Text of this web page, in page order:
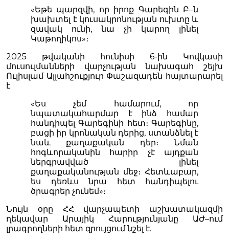
«Եթե պարզվի, որ իրոք Գարեգին Բ–ն
խախտել է կուսակրոնության ուխտը և
զավակ ունի, նա չի կարող լինել
Կաթողիկոս»։
2025 թվականի հունիսի 6-ին Կովկասի
մուսուլմանների վարչության նախագահ շեյխ
Ուլիսլամ Ալլահշուքյուր Փաշազադեն հայտարարել
է.
«Ես չեմ համարում, որ
նպատակահարմար է ինձ համար
հանդիպել Գարեգինի հետ։ Գարեգինը,
բացի իր կրոնական դերից, ստանձնել է
նաև քաղաքական դեր։ Նման
հոգևորականին հարիր չէ այդքան
ներգրավված լինել
քաղաքականության մեջ։ Հետևաբար,
ես դեռևս նրա հետ հանդիպելու
ծրագրեր չունեմ»։
Նույն օրը ՀՀ վարչապետի աշխատակազմի
ղեկավար Արայիկ Հարությունյանը ԱԺ–ում
լրագրողների հետ զրույցում նշել է.